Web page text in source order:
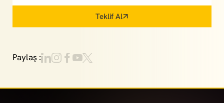
Teklif Al
Paylaş :